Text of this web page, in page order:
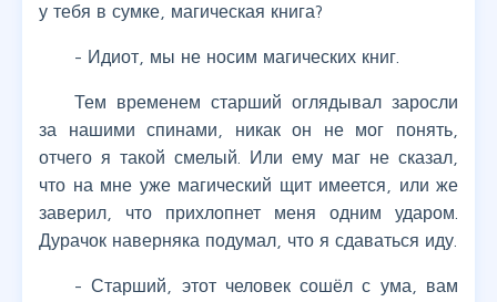
у тебя в сумке, магическая книга?
- Идиот, мы не носим магических книг.
Тем временем старший оглядывал заросли
за нашими спинами, никак он не мог понять,
отчего я такой смелый. Или ему маг не сказал,
что на мне уже магический щит имеется, или же
заверил, что прихлопнет меня одним ударом.
Дурачок наверняка подумал, что я сдаваться иду.
- Старший, этот человек сошёл с ума, вам